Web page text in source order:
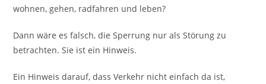
wohnen, gehen, radfahren und leben?
Dann wäre es falsch, die Sperrung nur als Störung zu
betrachten. Sie ist ein Hinweis.
Ein Hinweis darauf, dass Verkehr nicht einfach da ist,